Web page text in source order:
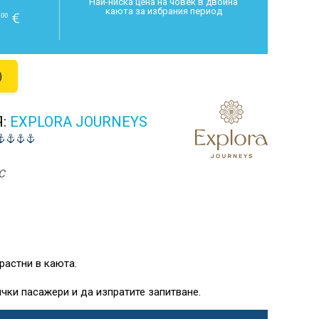
00 €
каюта за избрания период
EXPLORA JOURNEYS
в каюта.
пасажери и да изпратите запитване.